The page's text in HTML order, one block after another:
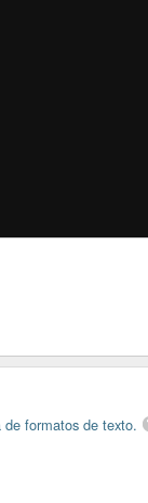
de formatos de texto.